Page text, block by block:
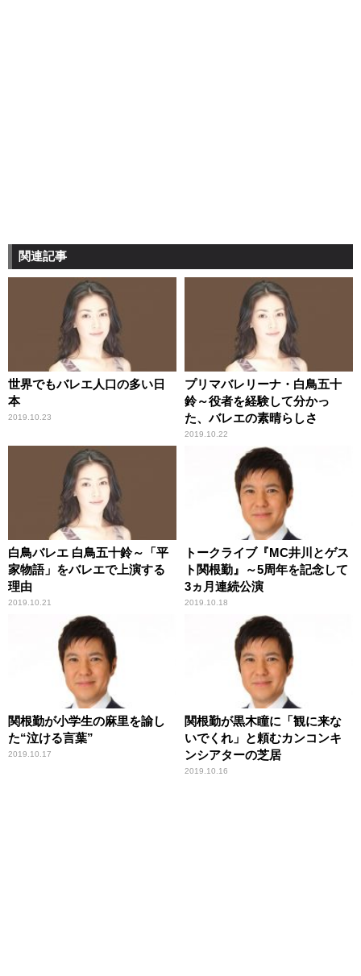
関連記事
世界でもバレエ人口の多い日
本
2019.10.23
プリマバレリーナ・白鳥五十
鈴～役者を経験して分かっ
た、バレエの素晴らしさ
2019.10.22
白鳥バレエ 白鳥五十鈴～「平
家物語」をバレエで上演する
理由
2019.10.21
トークライブ『MC井川とゲス
ト関根勤』～5周年を記念して
3ヵ月連続公演
2019.10.18
関根勤が小学生の麻里を諭し
た“泣ける言葉”
2019.10.17
関根勤が黒木瞳に「観に来な
いでくれ」と頼むカンコンキ
ンシアターの芝居
2019.10.16